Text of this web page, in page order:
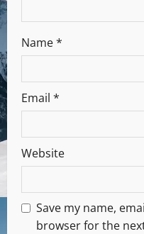
Name*
Email *
Website
Save my name,
browser for the